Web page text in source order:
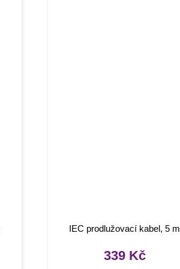
IEC prodlužovací kabel, 5 m
339 Kč